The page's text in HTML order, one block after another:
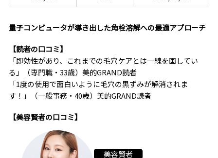
量子コンピュータが導き出した角栓溶解への最適アプローチ
【読者の口コミ】
「即効性があり、これまでの毛穴ケアとは一線を画してい
る」（専門職・33歳）美的GRAND読者
「1度の使用で面白いように毛穴の黒ずみが解消されま
す！」（一般事務・40歳）美的GRAND読者
【美容賢者の口コミ】
美容賢者